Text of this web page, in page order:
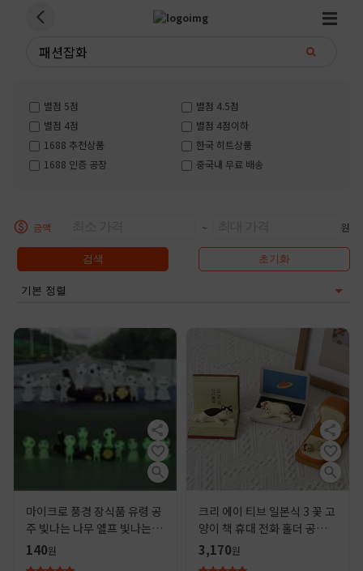
별점 5점
별점 4.5점
별점 4점
별점 4점이하
1688 추천상품
한국 히트상품
1688 인증 공장
중국내 무료 배송
금액 ~ 원
마이크로 풍경 장식품 유령 공
주 빛나는 나무 엘프 빛나는 외
계인 인형 핸드 헬드 애니메이
션 창조적 인 작은 장식품
140원
크리 에이 티브 일본식 3 꽃 고
양이 책 휴대 전화 홀더 공예
마이크로 작은 장식품에있는
식료품 zakka 수지
3,170원